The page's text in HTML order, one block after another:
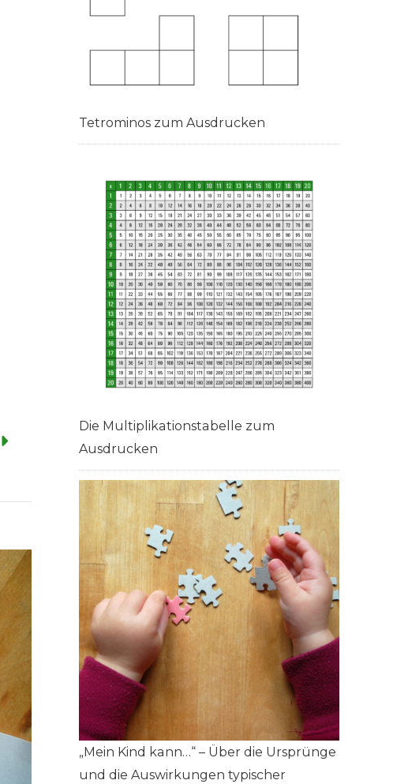
Tetrominos zum Ausdrucken
Die Multiplikationstabelle zum
Ausdrucken
„Mein Kind kann…“ – Über die Ursprünge
und die Auswirkungen typischer